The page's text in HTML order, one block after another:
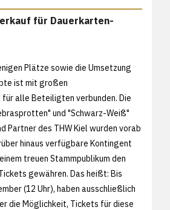
für Dauerkarten-
Plätze sowie die Umsetzung
ist mit großen
alle Beteiligten verbunden. Die
und "Schwarz-Weiß"
Partner des THW Kiel wurden vorab
hinaus verfügbare Kontingent
treuen Stammpublikum den
gewähren. Das heißt: Bis
(12 Uhr), haben ausschließlich
die Möglichkeit, Tickets für diese